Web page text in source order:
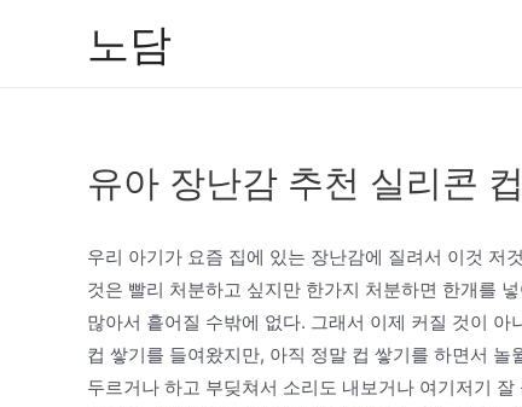
노담
유아 장난감 추천 실리콘
우리 아기가 요즘 집에 있는 장난감에 질려서 이것 저
것은 빨리 처분하고 싶지만 한가지 처분하면 한개를
많아서 흩어질 수밖에 없다. 그래서 이제 커질 것이
컵 쌓기를 들여왔지만, 아직 정말 컵 쌓기를 하면서
두르거나 하고 부딪쳐서 소리도 내보거나 여기저기